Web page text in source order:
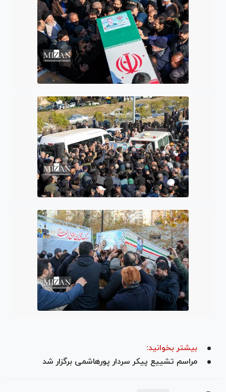
بیشتر بخوانید:
مراسم تشییع پیکر سردار پورهاشمی برگزار شد